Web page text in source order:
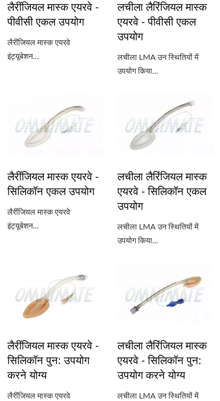
लैरींजियल मास्क एयरवे -
पीवीसी एकल उपयोग
लैरींजियल मास्क एयरवे
इंट्यूबेशन...
लचीला लैरिंजियल मास्क
एयरवे - पीवीसी एकल
उपयोग
लचीला LMA उन स्थितियों में
उपयोग किया...
लैरींजियल मास्क एयरवे -
सिलिकॉन एकल उपयोग
लैरींजियल मास्क एयरवे
इंट्यूबेशन...
लचीला लैरिंजियल मास्क
एयरवे - सिलिकॉन एकल
उपयोग
लचीला LMA उन स्थितियों में
उपयोग किया...
लैरींजियल मास्क एयरवे -
सिलिकॉन पुन: उपयोग
करने योग्य
लैरींजियल मास्क एयरवे
लचीला लैरिंजियल मास्क
एयरवे - सिलिकॉन पुन:
उपयोग करने योग्य
लचीला LMA उन स्थितियों में